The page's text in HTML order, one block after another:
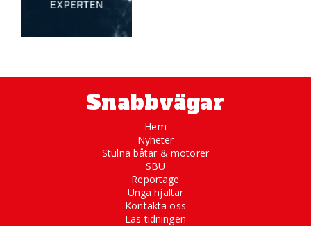
Snabbvägar
Hem
Nyheter
Stulna båtar & motorer
SBU
Reportage
Unga hjältar
Kontakta oss
Läs tidningen